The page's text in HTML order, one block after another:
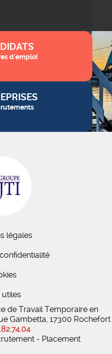
d'emploi
légales
utiles
de Travail Temporaire en
Gambetta, 17300 Rochefort
- Placement